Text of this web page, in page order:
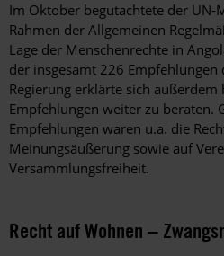
Im Oktober begutachtete der UN-
Rahmen der Allgemeinen
Lage der Menschenrechte in
der insgesamt 226 Empfehlungen
Regierung erklärte sich
Empfehlungen weiter zu beraten.
Empfehlungen waren u.a. die
Meinungsäußerung sowie auf
Versammlungsfreiheit.
Recht auf Wohnen –